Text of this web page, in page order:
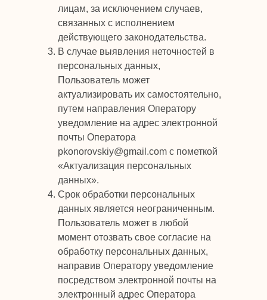
лицам, за исключением случаев,
связанных с исполнением
действующего законодательства.
В случае выявления неточностей в
персональных данных,
Пользователь может
актуализировать их самостоятельно,
путем направления Оператору
уведомление на адрес электронной
почты Оператора
pkonorovskiy@gmail.com с пометкой
«Актуализация персональных
данных».
Срок обработки персональных
данных является неограниченным.
Пользователь может в любой
момент отозвать свое согласие на
обработку персональных данных,
направив Оператору уведомление
посредством электронной почты на
электронный адрес Оператора